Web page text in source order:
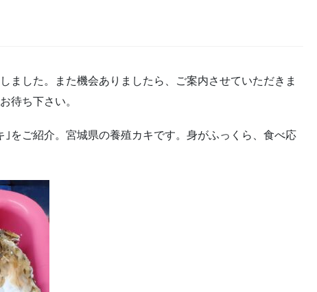
ました。また機会ありましたら、ご案内させていただきま
待ち下さい。
をご紹介。宮城県の養殖カキです。身がふっくら、食べ応